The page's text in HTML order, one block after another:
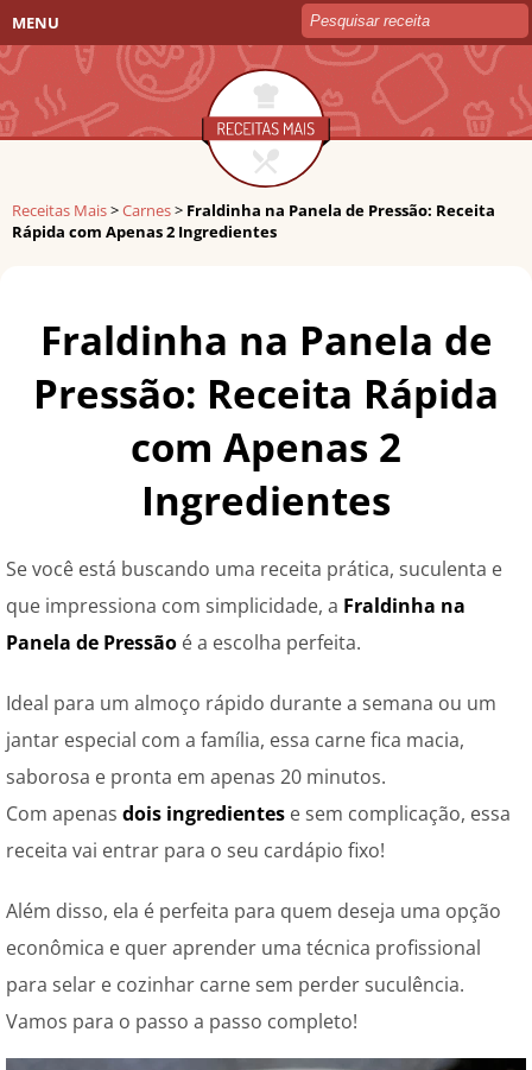
MENU
Receitas Mais>Carnes> Fraldinha na Panela de Pressão: Receita
Rápida com Apenas 2 Ingredientes
Fraldinha na Panela de
Pressão: Receita Rápida
com Apenas 2
Ingredientes
Se você está buscando uma receita prática, suculenta e
que impressiona com simplicidade, a Fraldinha na
Panela de Pressão é a escolha perfeita.
Ideal para um almoço rápido durante a semana ou um
jantar especial com a família, essa carne fica macia,
saborosa e pronta em apenas 20 minutos.
Com apenas dois ingredientes e sem complicação, essa
receita vai entrar para o seu cardápio fixo!
Além disso, ela é perfeita para quem deseja uma opção
econômica e quer aprender uma técnica profissional
para selar e cozinhar carne sem perder suculência.
Vamos para o passo a passo completo!